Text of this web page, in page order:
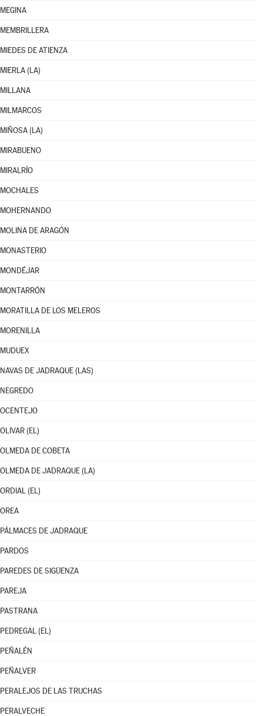
MEGINA
MEMBRILLERA
MIEDES DE ATIENZA
MIERLA (LA)
MILLANA
MILMARCOS
MIÑOSA (LA)
MIRABUENO
MIRALRÍO
MOCHALES
MOHERNANDO
MOLINA DE ARAGÓN
MONASTERIO
MONDÉJAR
MONTARRÓN
MORATILLA DE LOS MELEROS
MORENILLA
MUDUEX
NAVAS DE JADRAQUE (LAS)
NEGREDO
OCENTEJO
OLIVAR (EL)
OLMEDA DE COBETA
OLMEDA DE JADRAQUE (LA)
ORDIAL (EL)
OREA
PÁLMACES DE JADRAQUE
PARDOS
PAREDES DE SIGÜENZA
PAREJA
PASTRANA
PEDREGAL (EL)
PEÑALÉN
PEÑALVER
PERALEJOS DE LAS TRUCHAS
PERALVECHE